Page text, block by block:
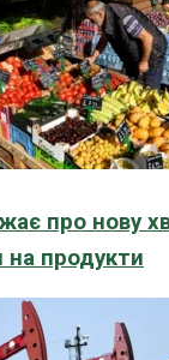
про нову
на продукти